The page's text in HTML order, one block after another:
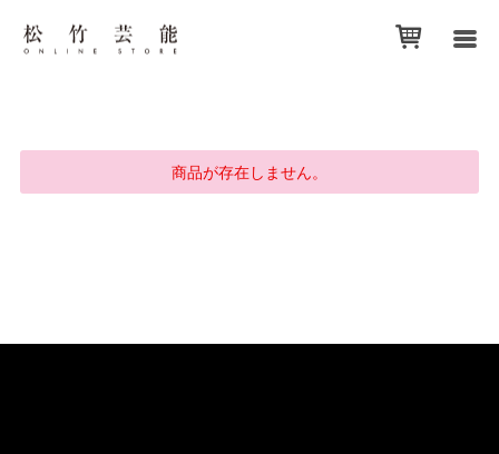
商品が存在しません。